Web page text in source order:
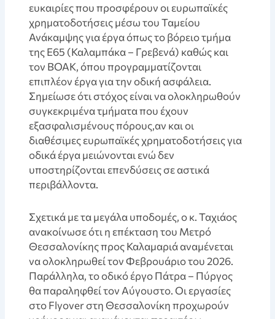
ευκαιρίες που προσφέρουν οι ευρωπαϊκές
χρηματοδοτήσεις μέσω του Ταμείου
Ανάκαμψης για έργα όπως το βόρειο τμήμα
της Ε65 (Καλαμπάκα – Γρεβενά) καθώς και
τον ΒΟΑΚ, όπου προγραμματίζονται
επιπλέον έργα για την οδική ασφάλεια.
Σημείωσε ότι στόχος είναι να ολοκληρωθούν
συγκεκριμένα τμήματα που έχουν
εξασφαλισμένους πόρους,αν και οι
διαθέσιμες ευρωπαϊκές χρηματοδοτήσεις για
οδικά έργα μειώνονται ενώ δεν
υποστηρίζονται επενδύσεις σε αστικά
περιβάλλοντα.
Σχετικά με τα μεγάλα υποδομές, ο κ. Ταχιάος
ανακοίνωσε ότι η επέκταση του Μετρό
Θεσσαλονίκης προς Καλαμαριά αναμένεται
να ολοκληρωθεί τον Φεβρουάριο του 2026.
Παράλληλα, το οδικό έργο Πάτρα – Πύργος
θα παραληφθεί τον Αύγουστο. Οι εργασίες
στο Flyover στη Θεσσαλονίκη προχωρούν